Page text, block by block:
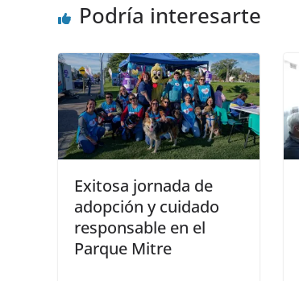
Podría interesarte
Exitosa jornada de
adopción y cuidado
responsable en el
Parque Mitre